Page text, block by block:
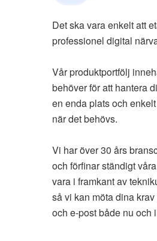
Det ska vara enkelt att
professionel digital
Vår produktportfölj
behöver för att hantera
en enda plats och
när det behövs.
Vi har över 30 års
och förfinar ständigt
vara i framkant av
så vi kan möta dina
och e-post både nu och